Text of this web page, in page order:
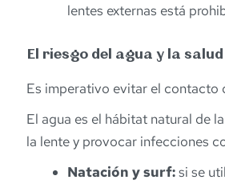
lentes externas está
El riesgo del agua y la
Es imperativo evitar el contacto
El agua es el hábitat natural de la
la lente y provocar infecciones
Natación y surf:si se